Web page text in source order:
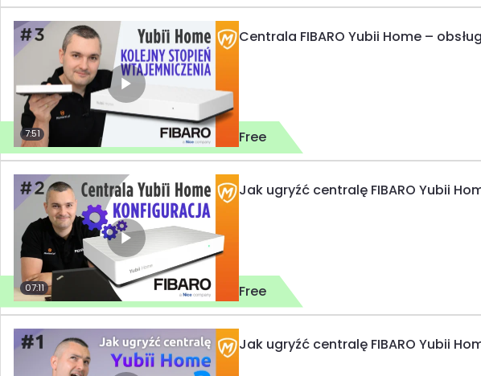
7:51
Centrala FIBARO Yubii Home –
Free
07:11
Jak ugryźć centralę FIBARO Yubii
Free
Jak ugryźć centralę FIBARO Yubii